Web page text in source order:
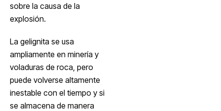
sobre la causa de la
explosión.
La gelignita se usa
ampliamente en minería y
voladuras de roca, pero
puede volverse altamente
inestable con el tiempo y si
se almacena de manera